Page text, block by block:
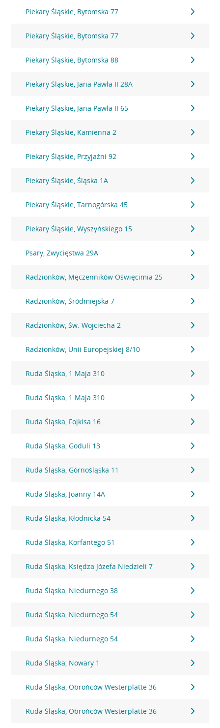
Piekary Śląskie, Bytomska 77
Piekary Śląskie, Bytomska 77
Piekary Śląskie, Bytomska 88
Piekary Śląskie, Jana Pawła II 28A
Piekary Śląskie, Jana Pawła II 65
Piekary Śląskie, Kamienna 2
Piekary Śląskie, Przyjaźni 92
Piekary Śląskie, Śląska 1A
Piekary Śląskie, Tarnogórska 45
Piekary Śląskie, Wyszyńskiego 15
Psary, Zwycięstwa 29A
Radzionków, Męczenników Oświęcimia 25
Radzionków, Śródmiejska 7
Radzionków, Św. Wojciecha 2
Radzionków, Unii Europejskiej 8/10
Ruda Śląska, 1 Maja 310
Ruda Śląska, 1 Maja 310
Ruda Śląska, Fojkisa 16
Ruda Śląska, Goduli 13
Ruda Śląska, Górnośląska 11
Ruda Śląska, Joanny 14A
Ruda Śląska, Kłodnicka 54
Ruda Śląska, Korfantego 51
Ruda Śląska, Księdza Józefa Niedzieli 7
Ruda Śląska, Niedurnego 38
Ruda Śląska, Niedurnego 54
Ruda Śląska, Niedurnego 54
Ruda Śląska, Nowary 1
Ruda Śląska, Obrońców Westerplatte 36
Ruda Śląska, Obrońców Westerplatte 36